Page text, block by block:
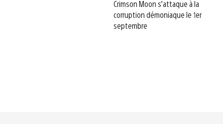
Crimson Moon s’attaque à la
corruption démoniaque le 1er
septembre